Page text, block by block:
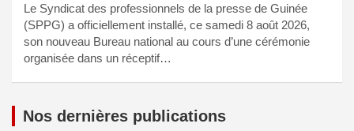
Le Syndicat des professionnels de la presse de Guinée
(SPPG) a officiellement installé, ce samedi 8 août 2026,
son nouveau Bureau national au cours d’une cérémonie
organisée dans un réceptif…
Nos dernières publications